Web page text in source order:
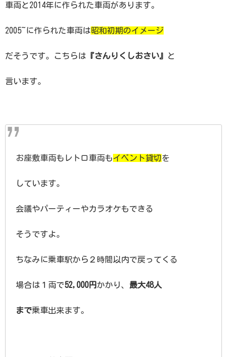
車両と2014年に作られた車両があります。
2005~に作られた車両は 昭和初期のイメージ
だそうです。こちらは 『さんりくしおさい』 と
言います。
お座敷車両もレトロ車両もイベント貸切を
しています。
会議やパーティーやカラオケもできる
そうですよ。
ちなみに乗車駅から２時間以内で戻ってくる
場合は１両で52,000円 かかり、 最大48人
まで乗車出来ます。